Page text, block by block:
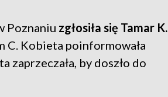
Poznaniu zgłosiła się Tamar K.
C. Kobieta poinformowała
by doszło do